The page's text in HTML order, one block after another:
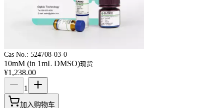
Cas No.: 524708-03-0
10mM (in 1mL DMSO)现货
¥1,238.00
1
加入购物车